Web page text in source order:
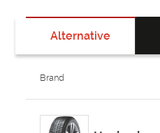
Alternative
Brand